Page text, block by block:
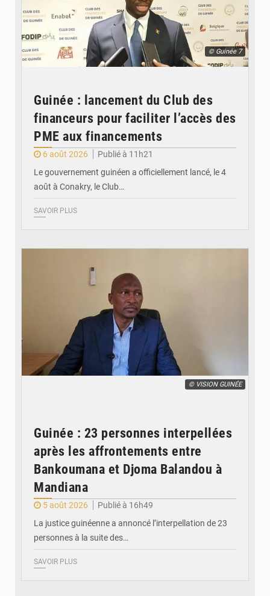
© Guinée 7
Guinée : lancement du Club des
financeurs pour faciliter l’accès des
PME aux financements
6 août 2026
Publié à 11h21
Le gouvernement guinéen a officiellement lancé, le 4
août à Conakry, le Club…
SAVOIR PLUS
© VISION GUINÉE
Guinée : 23 personnes interpellées
après les affrontements entre
Bankoumana et Djoma Balandou à
Mandiana
5 août 2026
Publié à 16h49
La justice guinéenne a annoncé l’interpellation de 23
personnes à la suite des…
SAVOIR PLUS